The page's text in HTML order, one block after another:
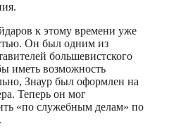
к этому времени уже
Он был одним из
большевистского
иметь возможность
Знаур был оформлен на
Теперь он мог
«по служебным делам» по